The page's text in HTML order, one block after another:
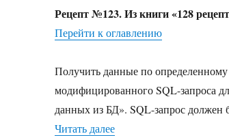
Рецепт №123. Из книги «128
Перейти к оглавлению
Получить данные по
модифицированного SQL-запроса
данных из БД». SQL-запрос должен
Читать далее